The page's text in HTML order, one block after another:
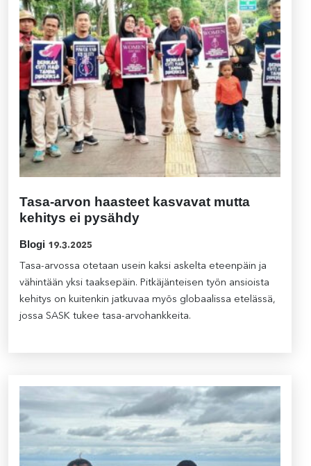
Tasa-arvon haasteet kasvavat mutta
kehitys ei pysähdy
Blogi 19.3.2025
Tasa-arvossa otetaan usein kaksi askelta eteenpäin ja
vähintään yksi taaksepäin. Pitkäjänteisen työn ansioista
kehitys on kuitenkin jatkuvaa myös globaalissa etelässä,
jossa SASK tukee tasa-arvohankkeita.